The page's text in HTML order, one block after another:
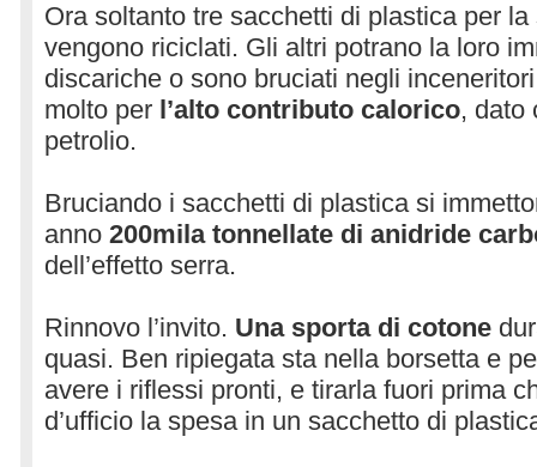
Ora soltanto tre sacchetti di plastica per
vengono riciclati. Gli altri potrano la loro
discariche o sono bruciati negli
molto per l’alto contributo calorico, dato
petrolio.
Bruciando i sacchetti di plastica si
anno 200mila tonnellate di anidride
dell’effetto serra.
Rinnovo l’invito. Una sporta di cotone
quasi. Ben ripiegata sta nella borsetta e
avere i riflessi pronti, e tirarla fuori prima
d’ufficio la spesa in un sacchetto di